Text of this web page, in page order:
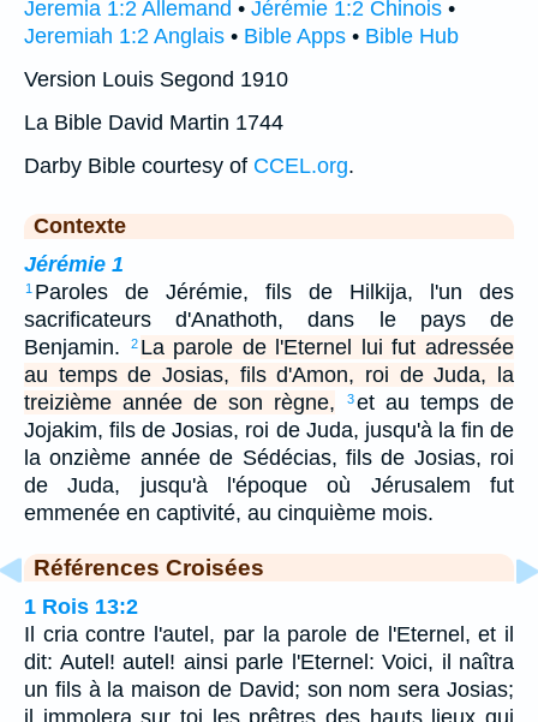
Jeremia 1:2 Allemand • Jérémie 1:2 Chinois •
Jeremiah 1:2 Anglais • Bible Apps • Bible Hub
Version Louis Segond 1910
La Bible David Martin 1744
Darby Bible courtesy of CCEL.org.
Contexte
Jérémie 1
1 Paroles de Jérémie, fils de Hilkija, l'un des
sacrificateurs d'Anathoth, dans le pays de
Benjamin.
2 La parole de l'Eternel lui fut adressée
au temps de Josias, fils d'Amon, roi de Juda, la
treizième année de son règne,
3et au temps de
Jojakim, fils de Josias, roi de Juda, jusqu'à la fin de
la onzième année de Sédécias, fils de Josias, roi
de Juda, jusqu'à l'époque où Jérusalem fut
emmenée en captivité, au cinquième mois.
Références Croisées
1 Rois 13:2
Il cria contre l'autel, par la parole de l'Eternel, et il
dit: Autel! autel! ainsi parle l'Eternel: Voici, il naîtra
un fils à la maison de David; son nom sera Josias;